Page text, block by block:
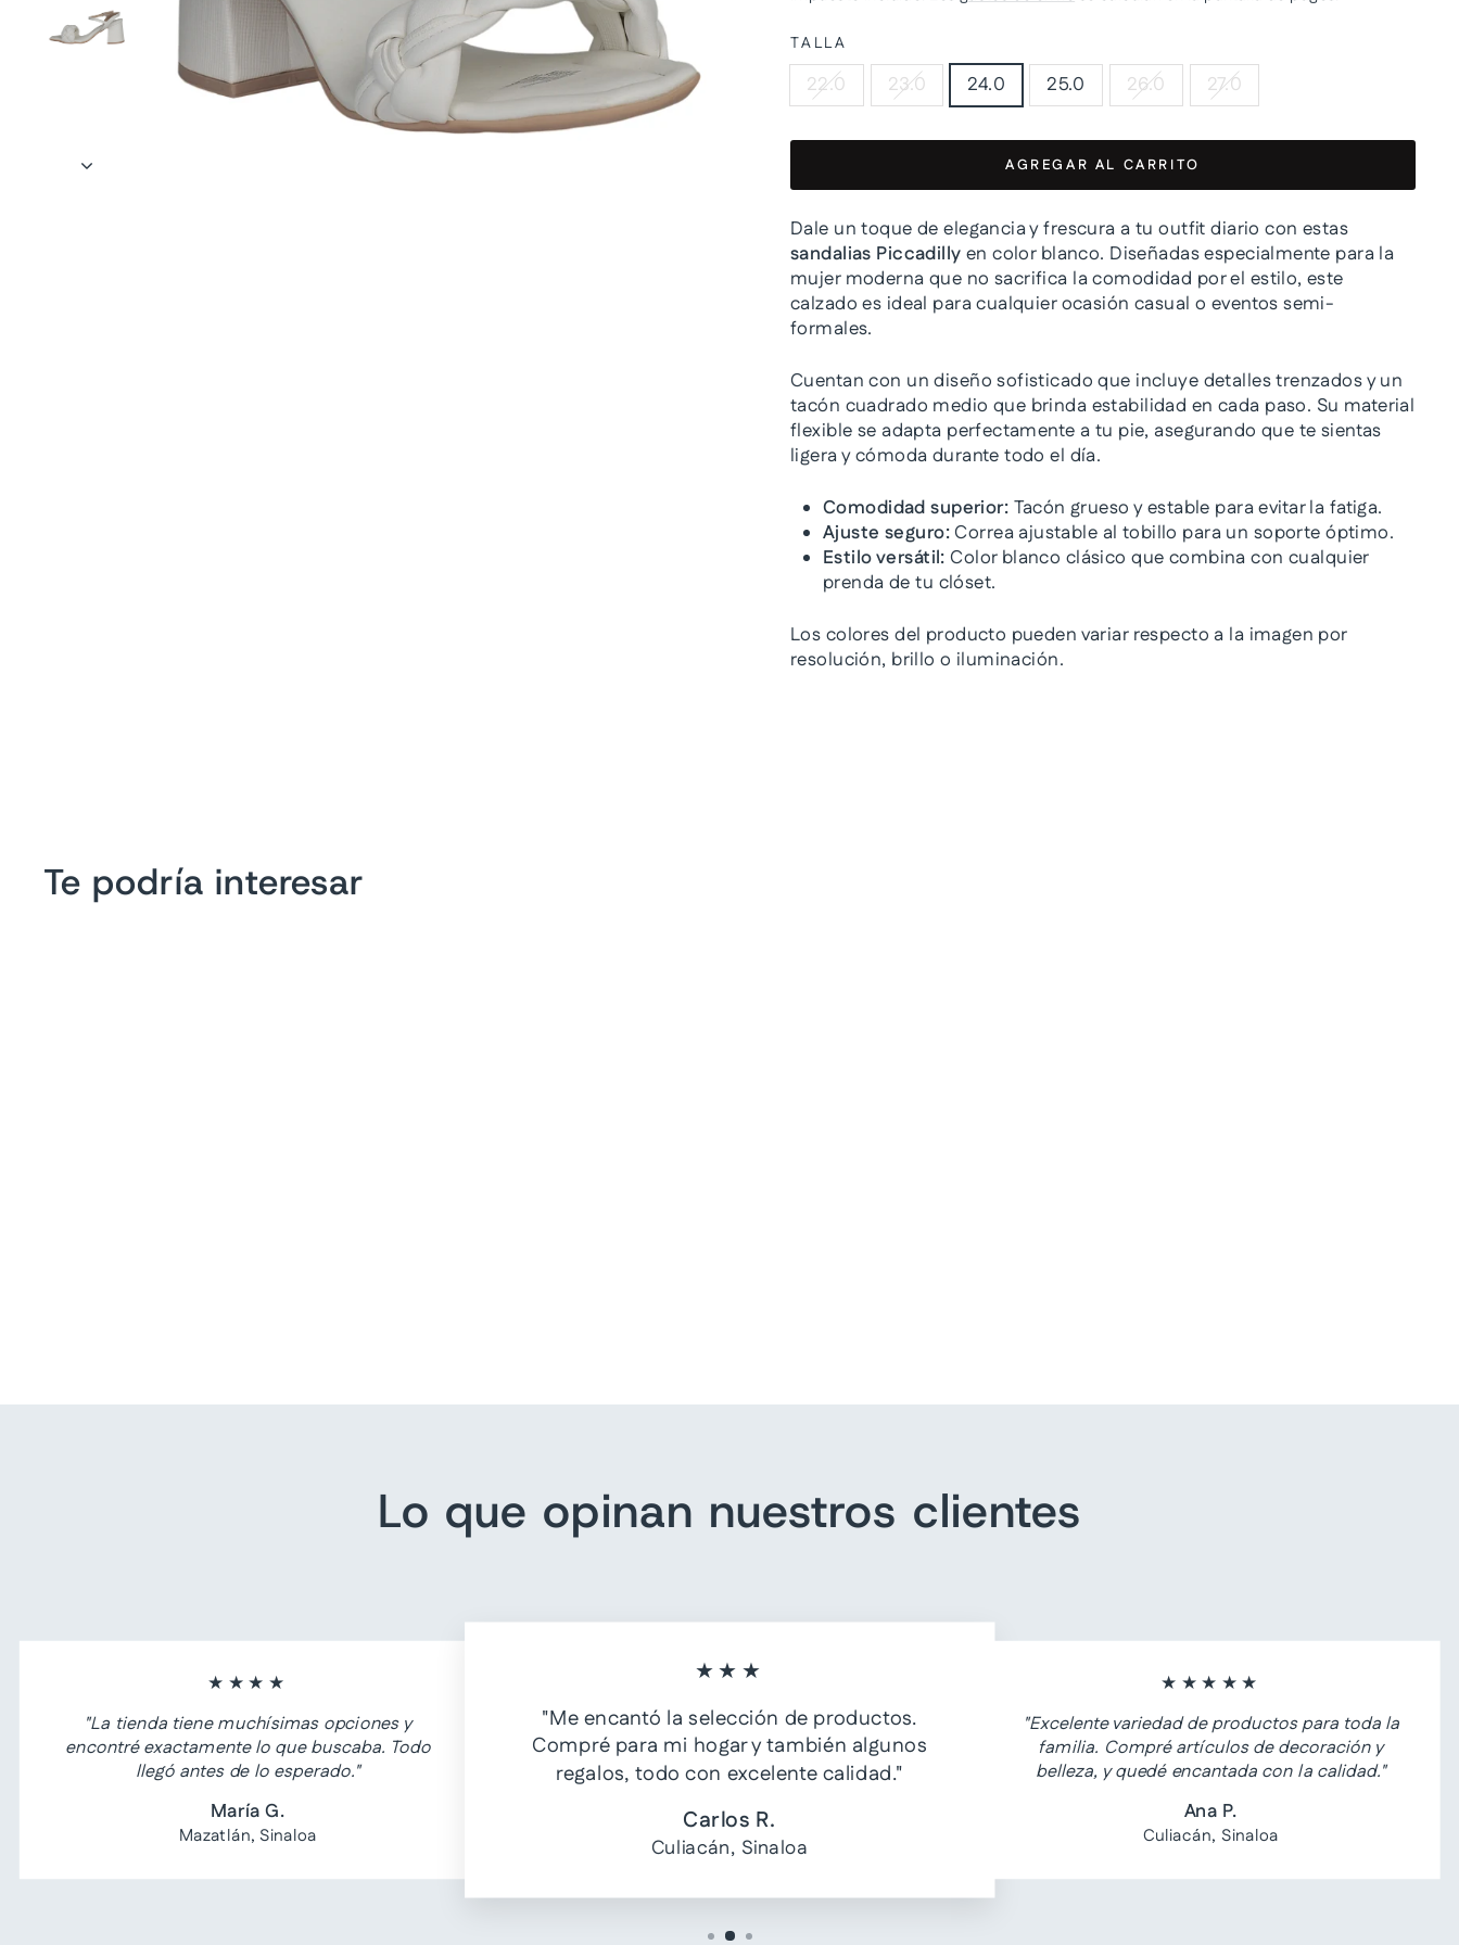
TALLA
22.0 23.0 24.0 25.0 26.0 27.0
AGREGAR AL CARRITO
Dale un toque de elegancia y frescura a tu outfit diario con estas
sandalias Piccadilly en color blanco. Diseñadas especialmente para la
mujer moderna que no sacrifica la comodidad por el estilo, este
calzado es ideal para cualquier ocasión casual o eventos semi-
formales.
Cuentan con un diseño sofisticado que incluye detalles trenzados y un
tacón cuadrado medio que brinda estabilidad en cada paso. Su material
flexible se adapta perfectamente a tu pie, asegurando que te sientas
ligera y cómoda durante todo el día.
Comodidad superior: Tacón grueso y estable para evitar la fatiga.
Ajuste seguro:Correa ajustable al tobillo para un soporte óptimo.
Estilo versátil: Color blanco clásico que combina con cualquier
prenda de tu clóset.
Los colores del producto pueden variar respecto a la imagen por
resolución, brillo o iluminación.
Te podría interesar
Lo que opinan nuestros clientes
★★★★
"La tienda tiene muchísimas opciones y
encontré exactamente lo que buscaba. Todo
llegó antes de lo esperado."
María G.
Mazatlán, Sinaloa
★★★
"Me encantó la selección de productos.
Compré para mi hogar y también algunos
regalos, todo con excelente calidad."
Carlos R.
Culiacán, Sinaloa
★★★★★
"Excelente variedad de productos para toda la
familia. Compré artículos de decoración y
belleza, y quedé encantada con la calidad."
Ana P.
Culiacán, Sinaloa